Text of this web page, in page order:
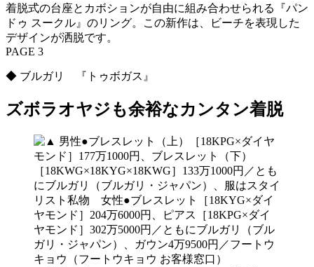
着脱式の台座とカボションが自由に組み合わせられる『パン
ドゥ スークル』のリング。この新作は、ビーチを表現した
デザインが洒脱です。
PAGE 3
◆ ブルガリ 『トゥボガス』
ズボラオヤジも余裕なカンタン着脱